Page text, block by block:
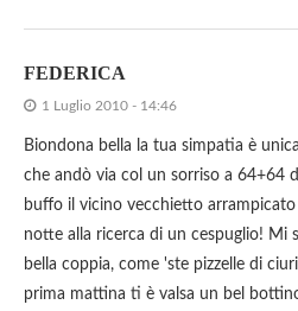
FEDERICA
1 Luglio 2010 - 14:46
Biondona bella la tua simpatia è
che andò via col un sorriso a 64+64
buffo il vicino vecchietto
notte alla ricerca di un cespuglio! Mi
bella coppia, come 'ste pizzelle di
prima mattina ti è valsa un bel